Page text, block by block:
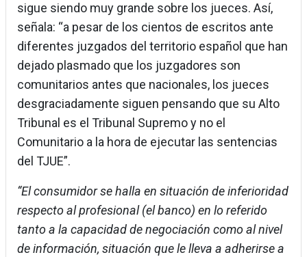
sigue siendo muy grande sobre los jueces. Así,
señala: “a pesar de los cientos de escritos ante
diferentes juzgados del territorio español que han
dejado plasmado que los juzgadores son
comunitarios antes que nacionales, los jueces
desgraciadamente siguen pensando que su Alto
Tribunal es el Tribunal Supremo y no el
Comunitario a la hora de ejecutar las sentencias
del TJUE”.
“El consumidor se halla en situación de inferioridad
respecto al profesional (el banco) en lo referido
tanto a la capacidad de negociación como al nivel
de información, situación que le lleva a adherirse a